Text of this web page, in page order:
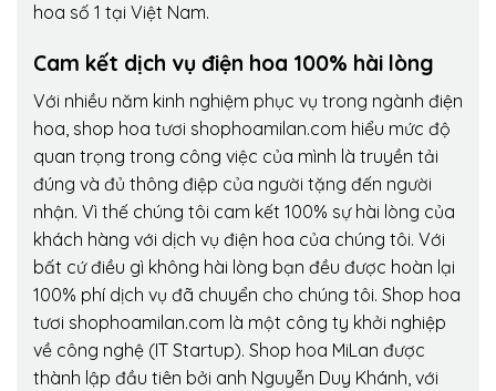
hoa số 1 tại Việt Nam.
Cam kết dịch vụ điện hoa 100% hài lòng
Với nhiều năm kinh nghiệm phục vụ trong ngành điện
hoa, shop hoa tươi shophoamilan.com hiểu mức độ
quan trọng trong công việc của mình là truyền tải
đúng và đủ thông điệp của người tặng đến người
nhận. Vì thế chúng tôi cam kết 100% sự hài lòng của
khách hàng với dịch vụ điện hoa của chúng tôi. Với
bất cứ điều gì không hài lòng bạn đều được hoàn lại
100% phí dịch vụ đã chuyển cho chúng tôi. Shop hoa
tươi shophoamilan.com là một công ty khởi nghiệp
về công nghệ (IT Startup). Shop hoa MiLan được
thành lập đầu tiên bởi anh Nguyễn Duy Khánh, với